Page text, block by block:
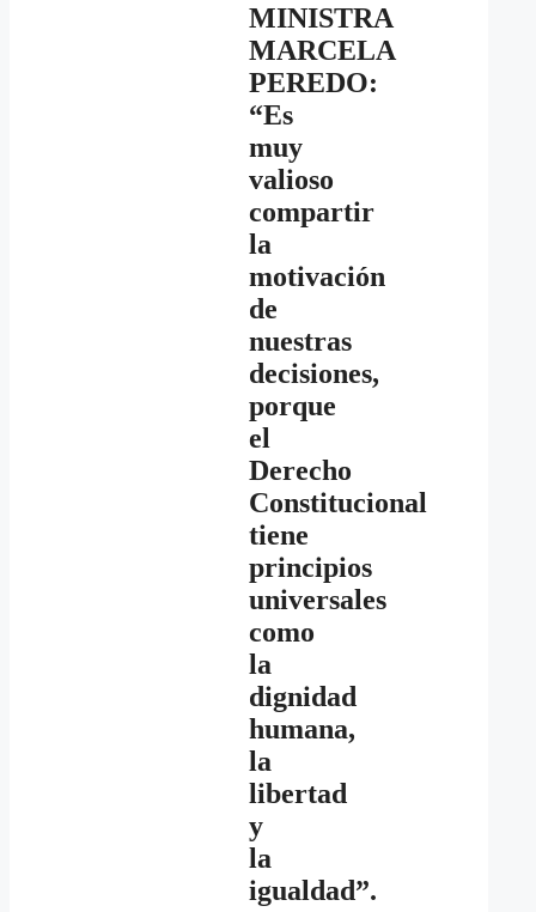
MINISTRA
MARCELA
PEREDO:
“Es
muy
valioso
compartir
la
motivación
de
nuestras
decisiones,
porque
el
Derecho
Constitucional
tiene
principios
universales
como
la
dignidad
humana,
la
libertad
y
la
igualdad”.